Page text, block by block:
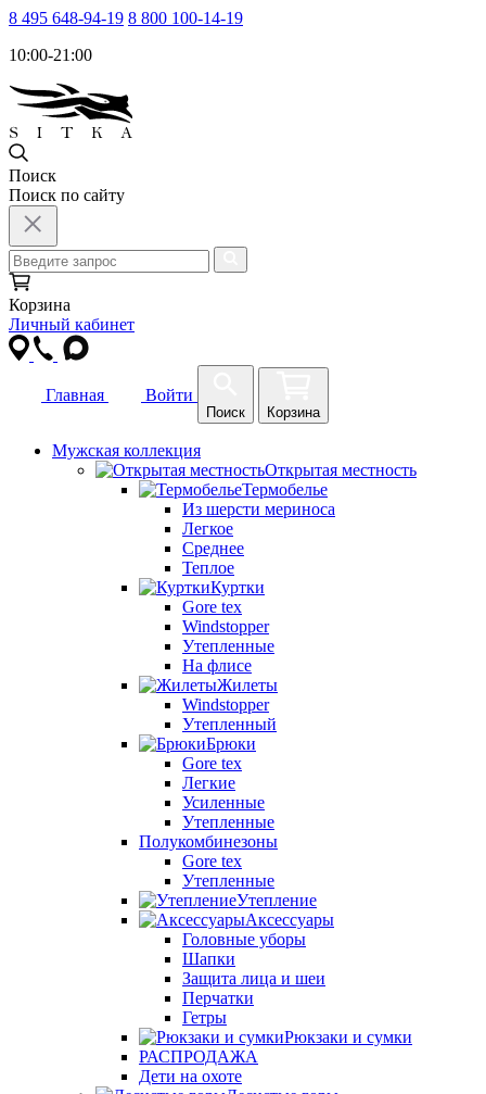
8 495 648-94-19 8 800 100-14-19
10:00-21:00
Поиск
Поиск по сайту
Корзина
Личный кабинет
Главная Войти
Поиск Корзина
Мужская коллекция
Открытая местность
Термобелье
Из шерсти мериноса
Легкое
Среднее
Теплое
Куртки
Gore tex
Windstopper
Утепленные
На флисе
Жилеты
Windstopper
Утепленный
Брюки
Gore tex
Легкие
Усиленные
Утепленные
Полукомбинезоны
Gore tex
Утепленные
Утепление
Аксессуары
Головные уборы
Шапки
Защита лица и шеи
Перчатки
Гетры
Рюкзаки и сумки
РАСПРОДАЖА
Дети на охоте